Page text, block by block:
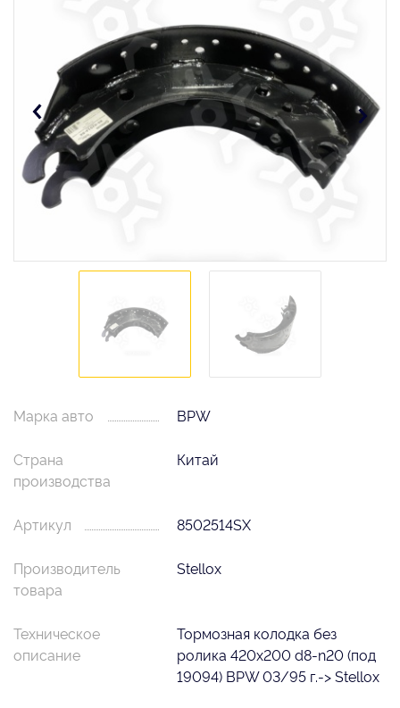
Марка авто BPW
Страна
производства
Китай
Артикул 8502514SX
Производитель
товара
Stellox
Техническое
описание
Тормозная колодка без
ролика 420x200 d8-n20 (под
19094) BPW 03/95 г.-> Stellox